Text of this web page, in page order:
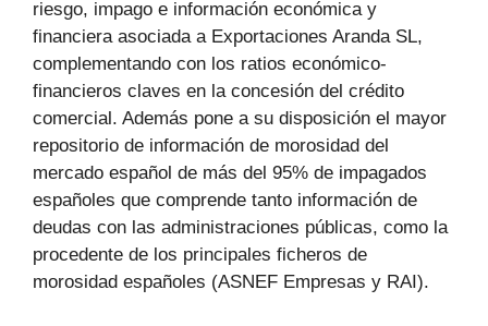
riesgo, impago e información económica y
financiera asociada a Exportaciones Aranda SL,
complementando con los ratios económico-
financieros claves en la concesión del crédito
comercial. Además pone a su disposición el mayor
repositorio de información de morosidad del
mercado español de más del 95% de impagados
españoles que comprende tanto información de
deudas con las administraciones públicas, como la
procedente de los principales ficheros de
morosidad españoles (ASNEF Empresas y RAI).